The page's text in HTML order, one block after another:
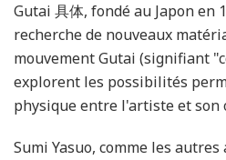
Gutai 具体, fondé au Japon en
recherche de nouveaux
mouvement Gutai (signifiant
explorent les possibilités
physique entre l'artiste et son
Sumi Yasuo, comme les